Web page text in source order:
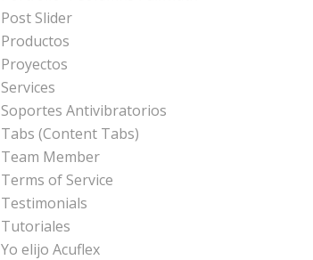
Post Slider
Productos
Proyectos
Services
Soportes Antivibratorios
Tabs (Content Tabs)
Team Member
Terms of Service
Testimonials
Tutoriales
Yo elijo Acuflex